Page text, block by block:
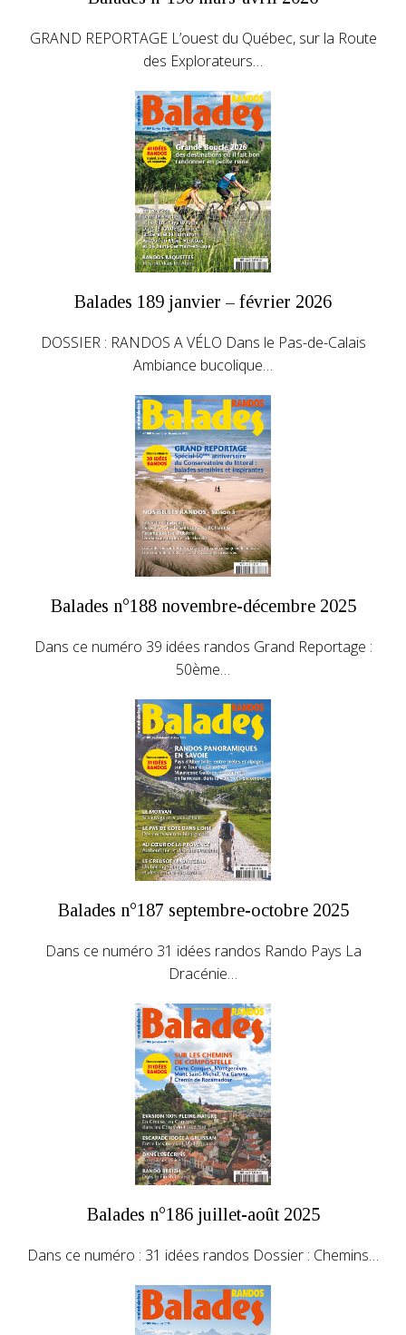
GRAND REPORTAGE L’ouest du Québec, sur la Route
des Explorateurs…
Balades 189 janvier – février 2026
DOSSIER : RANDOS A VÉLO Dans le Pas-de-Calais
Ambiance bucolique…
Balades n°188 novembre-décembre 2025
Dans ce numéro 39 idées randos Grand Reportage :
50ème…
Balades n°187 septembre-octobre 2025
Dans ce numéro 31 idées randos Rando Pays La
Dracénie…
Balades n°186 juillet-août 2025
Dans ce numéro : 31 idées randos Dossier : Chemins…